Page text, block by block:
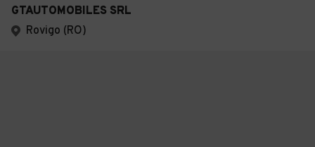
GTAUTOMOBILES SRL
Rovigo (RO)